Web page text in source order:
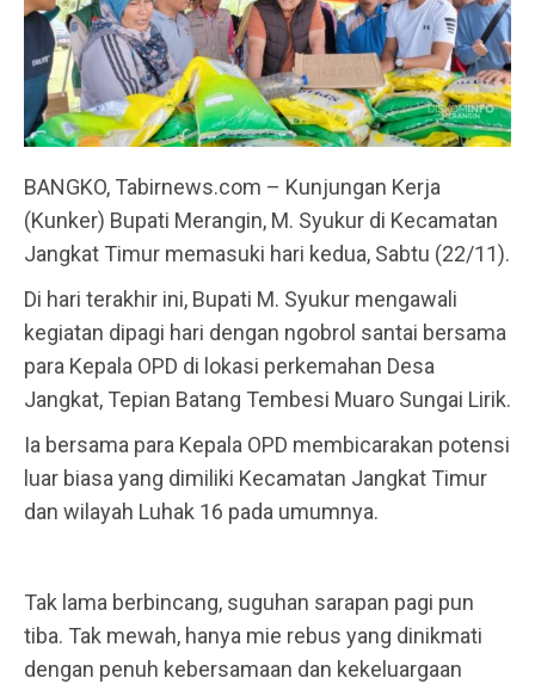
BANGKO, Tabirnews.com – Kunjungan Kerja
(Kunker) Bupati Merangin, M. Syukur di Kecamatan
Jangkat Timur memasuki hari kedua, Sabtu (22/11).
Di hari terakhir ini, Bupati M. Syukur mengawali
kegiatan dipagi hari dengan ngobrol santai bersama
para Kepala OPD di lokasi perkemahan Desa
Jangkat, Tepian Batang Tembesi Muaro Sungai Lirik.
Ia bersama para Kepala OPD membicarakan potensi
luar biasa yang dimiliki Kecamatan Jangkat Timur
dan wilayah Luhak 16 pada umumnya.
Tak lama berbincang, suguhan sarapan pagi pun
tiba. Tak mewah, hanya mie rebus yang dinikmati
dengan penuh kebersamaan dan kekeluargaan